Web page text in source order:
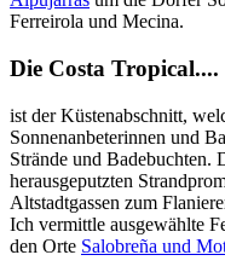
Ferreirola und Mecina.
Die Costa Tropical....
ist der Küstenabschnitt,
Sonnenanbeterinnen und
Strände und Badebuchten.
herausgeputzten
Altstadtgassen zum
Ich vermittle ausgewählte
den Orte Salobreña und